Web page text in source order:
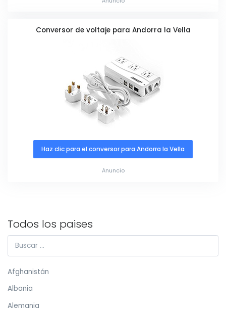
Conversor de voltaje para Andorra la Vella
Haz clic para el conversor para Andorra la Vella
Anuncio
Todos los paises
Afghanistán
Albania
Alemania